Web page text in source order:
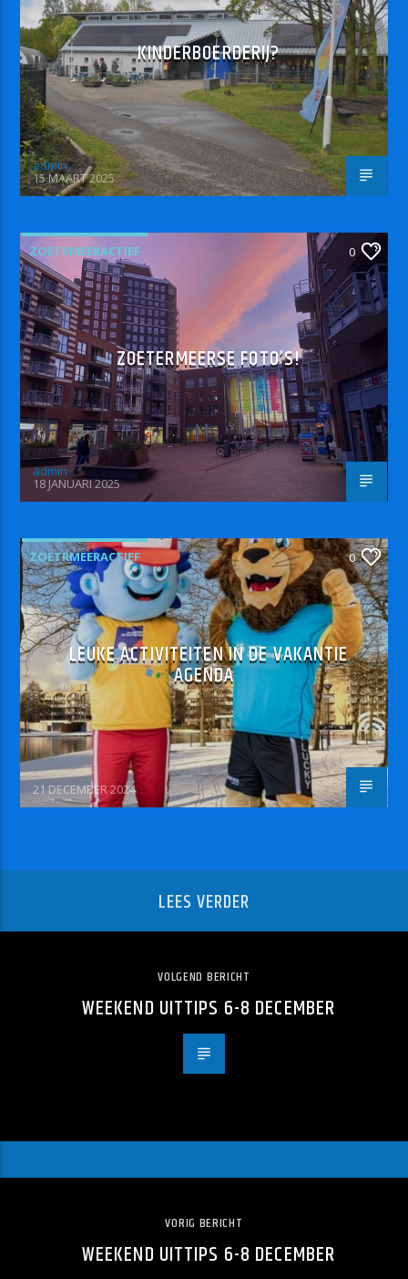
KINDERBOERDERIJ?
admin
15 MAART 2025
ZOETRMEERACTIEF 0
ZOETERMEERSE FOTO’S!
admin
18 JANUARI 2025
ZOETRMEERACTIEF 0
LEUKE ACTIVITEITEN IN DE VAKANTIE
AGENDA
21 DECEMBER 2024
LEES VERDER
VOLGEND BERICHT
WEEKEND UITTIPS 6-8 DECEMBER
VORIG BERICHT
WEEKEND UITTIPS 6-8 DECEMBER